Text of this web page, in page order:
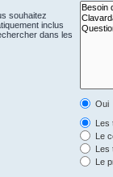
souhaitez
inclus
dans les
Oui
Les
Le
Les
Le